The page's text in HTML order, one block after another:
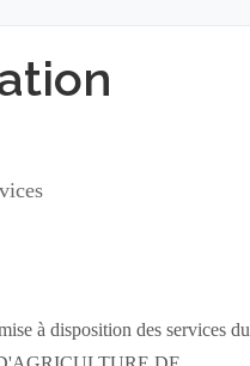
à disposition des services du